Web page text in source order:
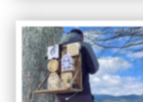
Bild: Mit